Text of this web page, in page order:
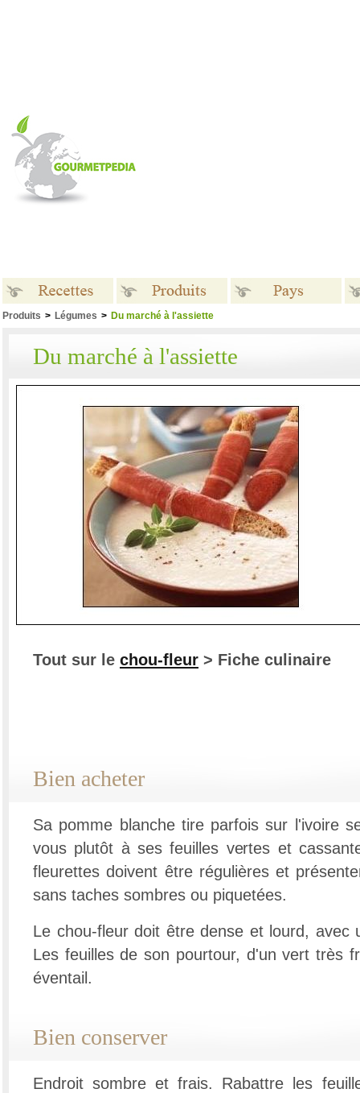
Produits > Légumes > Du marché à l'assiette
Du marché à l'assiette
Tout sur le chou-fleur > Fiche culinaire
Bien acheter
Sa pomme blanche tire parfois sur l'ivoire
vous plutôt à ses feuilles vertes et
fleurettes doivent être régulières et
sans taches sombres ou piquetées.
Le chou-fleur doit être dense et lourd, avec
Les feuilles de son pourtour, d'un vert très
éventail.
Bien conserver
Endroit sombre et frais. Rabattre les